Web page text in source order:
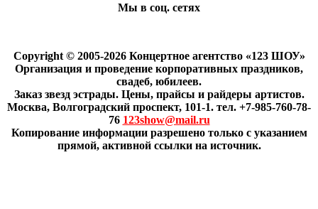
Мы в соц. сетях
Copyright © 2005-2026 Концертное агентство «123 ШОУ»
Организация и проведение корпоративных праздников,
свадеб, юбилеев.
Заказ звезд эстрады. Цены, прайсы и райдеры артистов.
Москва, Волгоградский проспект, 101-1. тел. +7-985-760-78-
76 123show@mail.ru
Копирование информации разрешено только с указанием
прямой, активной ссылки на источник.